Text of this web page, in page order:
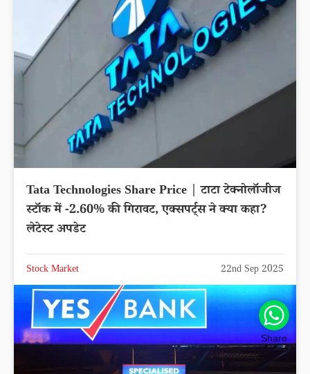
Tata Technologies Share Price | टाटा टेक्नोलॉजीज
स्टॉक में -2.60% की गिरावट, एक्सपर्ट्स ने क्या कहा?
लेटेस्ट अपडेट
Stock Market 22nd Sep 2025
Share